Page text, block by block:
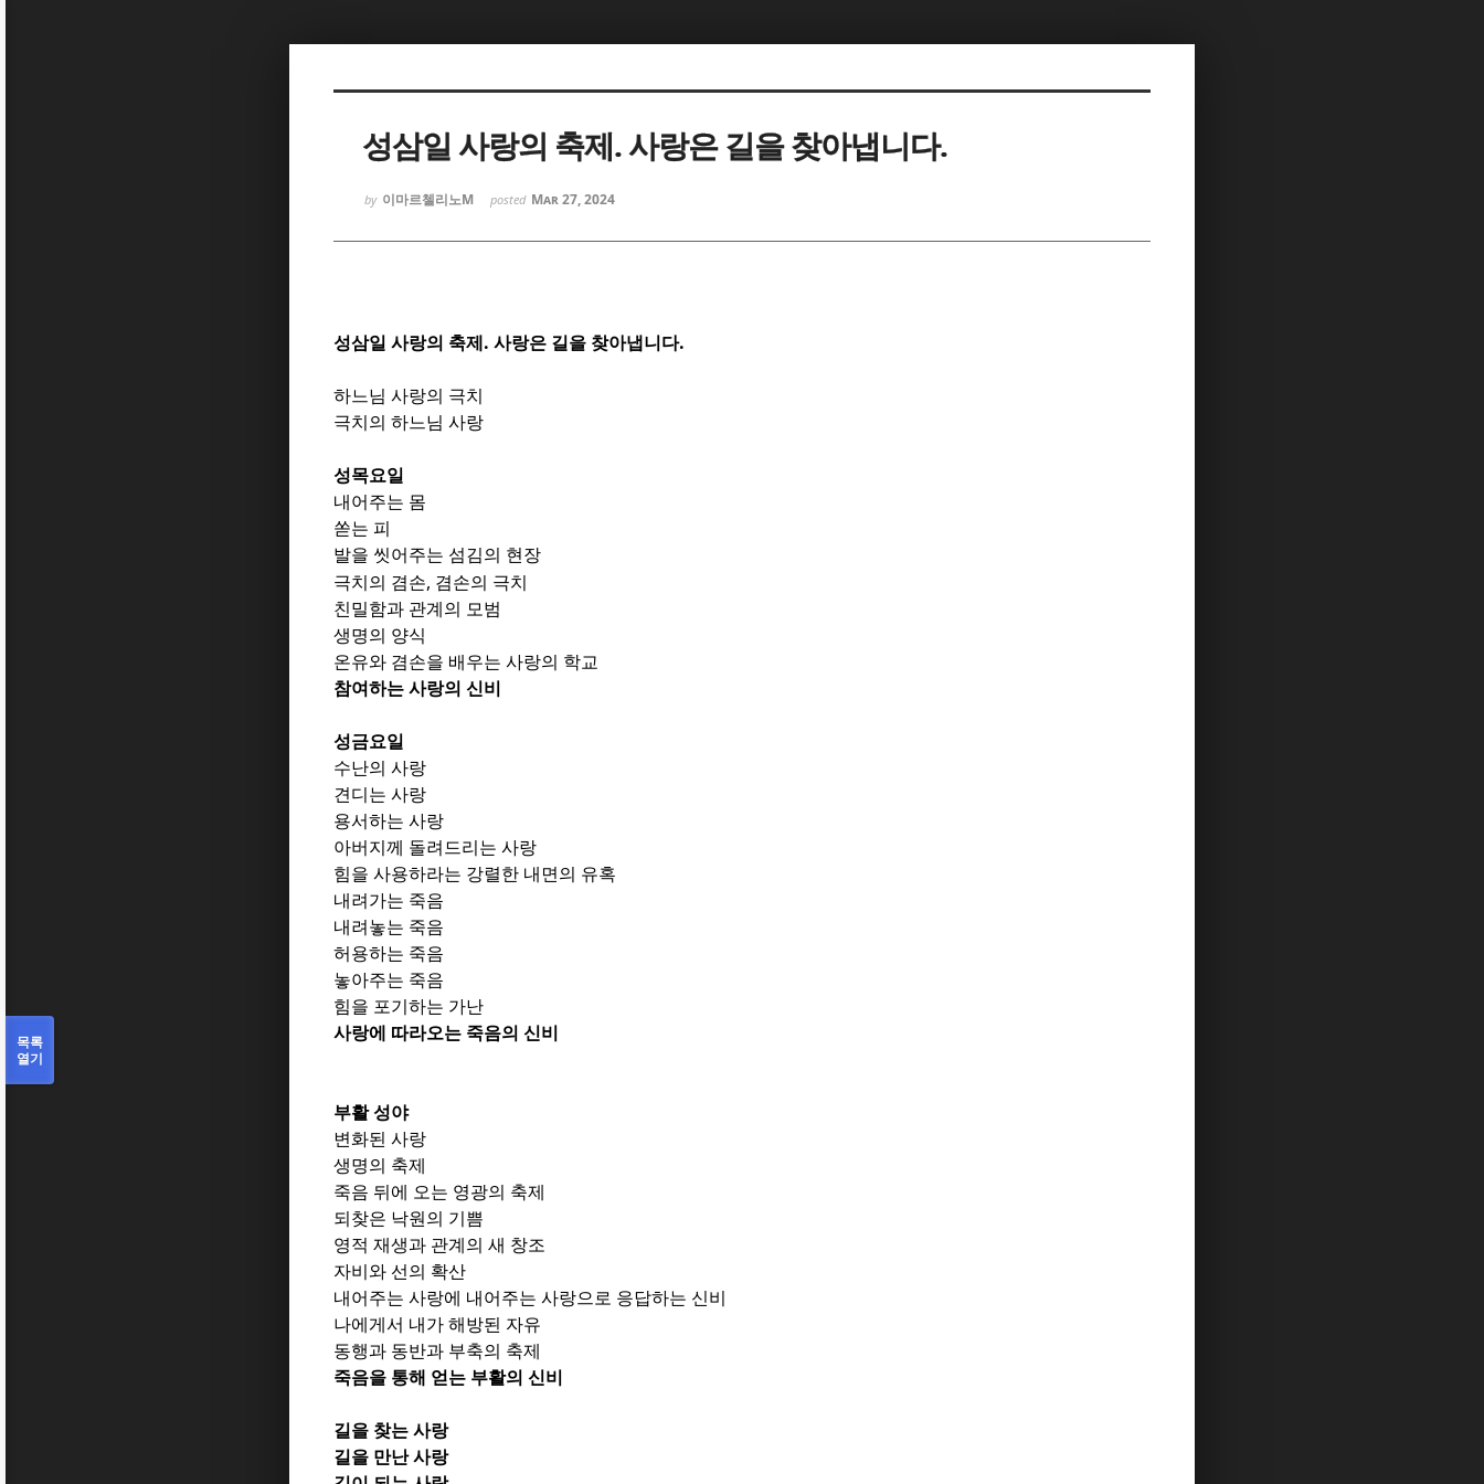
성삼일 사랑의 축제. 사랑은 길을 찾아냅니다.
by 이마르첼리노M posted Mar 27, 2024
성삼일 사랑의 축제 . 사랑은 길을 찾아냅니다.
하느님 사랑의 극치
극치의 하느님 사랑
성목요일
내어주는 몸
쏟는 피
발을 씻어주는 섬김의 현장
극치의 겸손, 겸손의 극치
친밀함과 관계의 모범
생명의 양식
온유와 겸손을 배우는 사랑의 학교
참여하는 사랑의 신비
성금요일
수난의 사랑
견디는 사랑
용서하는 사랑
아버지께 돌려드리는 사랑
힘을 사용하라는 강렬한 내면의 유혹
내려가는 죽음
내려놓는 죽음
허용하는 죽음
놓아주는 죽음
힘을 포기하는 가난
사랑에 따라오는 죽음의 신비
부활 성야
변화된 사랑
생명의 축제
죽음 뒤에 오는 영광의 축제
되찾은 낙원의 기쁨
영적 재생과 관계의 새 창조
자비와 선의 확산
내어주는 사랑에 내어주는 사랑으로 응답하는 신비
나에게서 내가 해방된 자유
동행과 동반과 부축의 축제
죽음을 통해 얻는 부활의 신비
길을 찾는 사랑
길을 만난 사랑
목록
열기
Sketchbook5, 스케치북5
Sketchbook5, 스케치북5